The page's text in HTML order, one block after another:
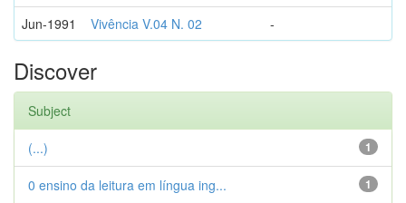
Jun-1991 Vivência V.04 N. 02 -
Discover
Subject
1
(...)
1
0 ensino da leitura em língua ing...